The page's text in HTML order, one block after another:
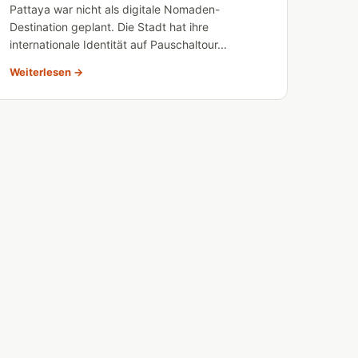
Pattaya war nicht als digitale Nomaden-
Destination geplant. Die Stadt hat ihre
internationale Identität auf Pauschaltour...
Weiterlesen →